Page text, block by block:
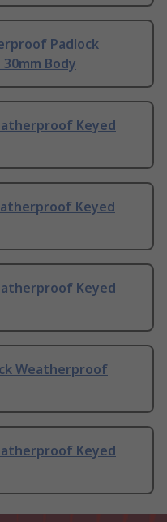
Padlock
Body
Keyed
Keyed
Keyed
Weatherproof
Keyed